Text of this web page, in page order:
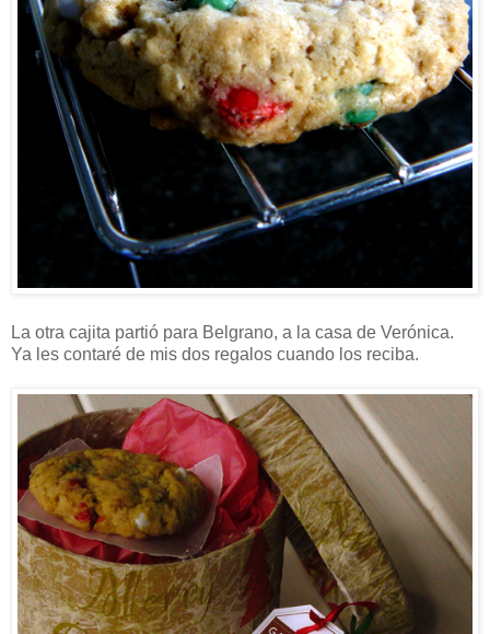
La otra cajita partió para Belgrano, a la casa de Verónica.
Ya les contaré de mis dos regalos cuando los reciba.